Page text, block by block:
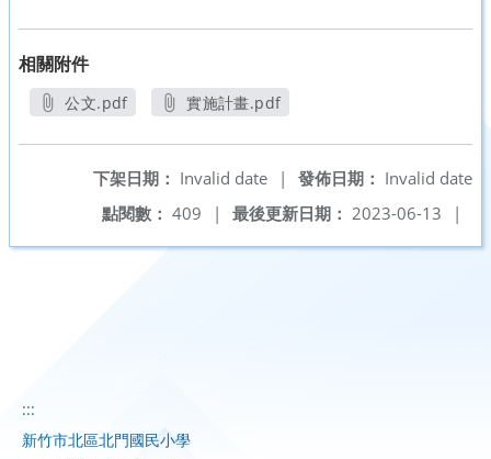
相關附件
公文.pdf
實施計畫.pdf
發佈日期： Invalid date
下架日期： Invalid date
|
最後更新日期： 2023-06-13 |
點閱數： 409 |
:::
新竹市北區北門國民小學